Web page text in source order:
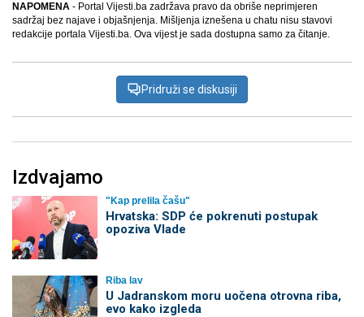
NAPOMENA - Portal Vijesti.ba zadržava pravo da obriše neprimjeren
sadržaj bez najave i objašnjenja. Mišljenja iznešena u chatu nisu stavovi
redakcije portala Vijesti.ba. Ova vijest je sada dostupna samo za čitanje.
Pridruži se diskusiji
Izdvajamo
"Kap prelila čašu"
Hrvatska: SDP će pokrenuti postupak
opoziva Vlade
Riba lav
U Jadranskom moru uočena otrovna riba,
evo kako izgleda